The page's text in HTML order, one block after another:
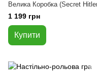
Велика Коробка (Secret
Large Box)
1 199 грн
Купити